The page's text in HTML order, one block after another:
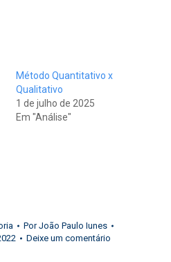
Método Quantitativo x
Qualitativo
1 de julho de 2025
Em "Análise"
PorJoão Paulo Iunes
Deixe um comentário